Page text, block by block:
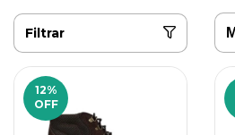
Filtrar
12%
OFF